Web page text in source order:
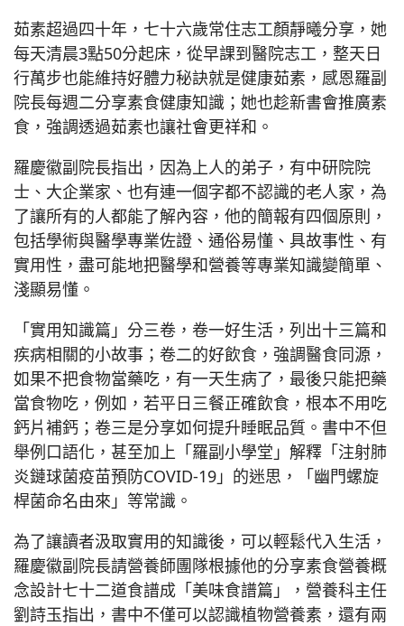
茹素超過四十年，七十六歲常住志工顏靜曦分享，她
每天清晨3點50分起床，從早課到醫院志工，整天日
行萬步也能維持好體力秘訣就是健康茹素，感恩羅副
院長每週二分享素食健康知識；她也趁新書會推廣素
食，強調透過茹素也讓社會更祥和。
羅慶徽副院長指出，因為上人的弟子，有中研院院
士、大企業家、也有連一個字都不認識的老人家，為
了讓所有的人都能了解內容，他的簡報有四個原則，
包括學術與醫學專業佐證、通俗易懂、具故事性、有
實用性，盡可能地把醫學和營養等專業知識變簡單、
淺顯易懂。
「實用知識篇」分三卷，卷一好生活，列出十三篇和
疾病相關的小故事；卷二的好飲食，強調醫食同源，
如果不把食物當藥吃，有一天生病了，最後只能把藥
當食物吃，例如，若平日三餐正確飲食，根本不用吃
鈣片補鈣；卷三是分享如何提升睡眠品質。書中不但
舉例口語化，甚至加上「羅副小學堂」解釋「注射肺
炎鏈球菌疫苗預防COVID-19」的迷思，「幽門螺旋
桿菌命名由來」等常識。
為了讓讀者汲取實用的知識後，可以輕鬆代入生活，
羅慶徽副院長請營養師團隊根據他的分享素食營養概
念設計七十二道食譜成「美味食譜篇」，營養科主任
劉詩玉指出，書中不僅可以認識植物營養素，還有兩